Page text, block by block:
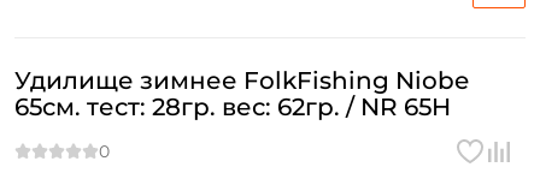
Удилище зимнее FolkFishing Niobe
65см. тест: 28гр. вес: 62гр. / NR 65H